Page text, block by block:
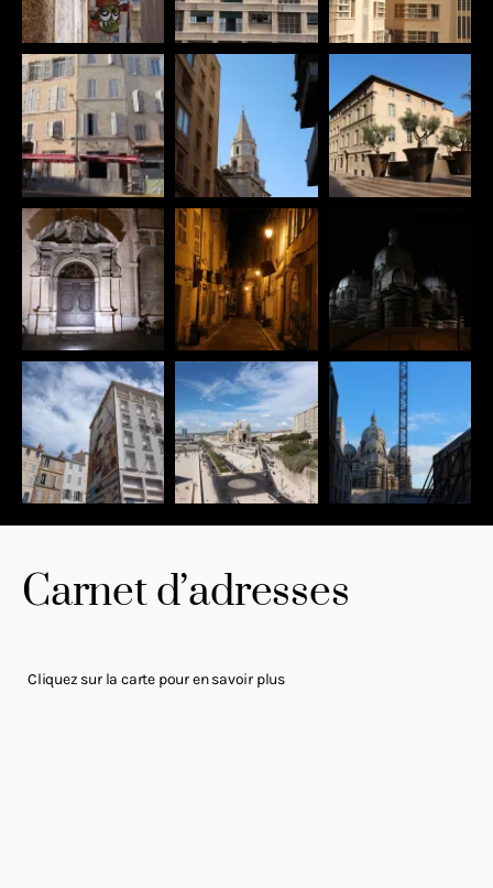
Carnet d’adresses
Cliquez sur la carte pour en savoir plus